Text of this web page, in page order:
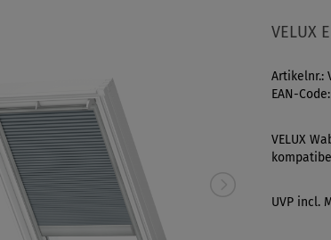
VELUX
Artikelnr.:
EAN-
VELUX
UVP incl.